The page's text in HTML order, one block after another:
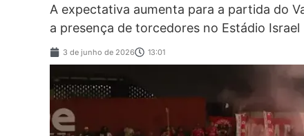
A expectativa aumenta para a partida do
a presença de torcedores no Estádio Israel
3 de junho de 2026 13:01